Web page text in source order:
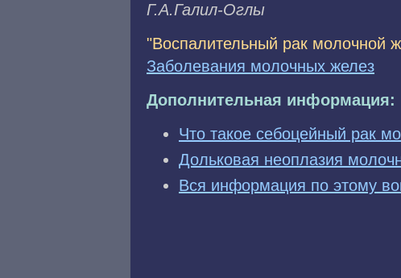
Г.А.Галил-Оглы
"Воспалительный рак молочной
Заболевания молочных желез
Дополнительная информация:
Что такое себоцейный рак
Дольковая неоплазия
Вся информация по этому